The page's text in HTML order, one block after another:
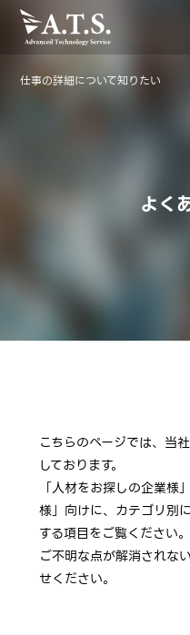
よく
仕事の詳細について知りたい
こちらのページでは、当
しております。
「人材をお探しの企業様
様」向けに、カテゴリ別
する項目をご覧ください。
ご不明な点が解消されな
せください。